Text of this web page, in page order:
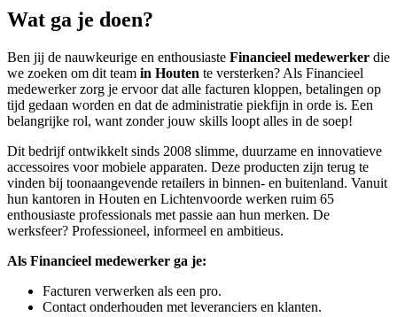
Wat ga je doen?
Ben jij de nauwkeurige en enthousiaste Financieel medewerker die
we zoeken om dit team in Houten te versterken? Als Financieel
medewerker zorg je ervoor dat alle facturen kloppen, betalingen op
tijd gedaan worden en dat de administratie piekfijn in orde is. Een
belangrijke rol, want zonder jouw skills loopt alles in de soep!
Dit bedrijf ontwikkelt sinds 2008 slimme, duurzame en innovatieve
accessoires voor mobiele apparaten. Deze producten zijn terug te
vinden bij toonaangevende retailers in binnen- en buitenland. Vanuit
hun kantoren in Houten en Lichtenvoorde werken ruim 65
enthousiaste professionals met passie aan hun merken. De
werksfeer? Professioneel, informeel en ambitieus.
Als Financieel medewerker ga je:
Facturen verwerken als een pro.
Contact onderhouden met leveranciers en klanten.